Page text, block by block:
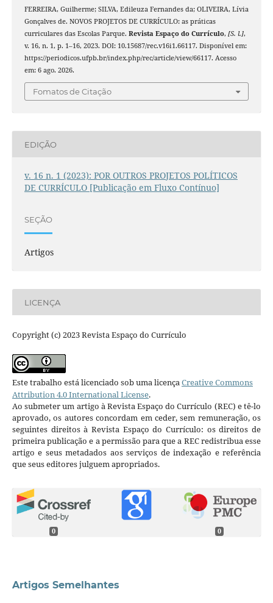
FERREIRA, Guilherme; SILVA, Edileuza Fernandes da; OLIVEIRA, Lívia
Gonçalves de. NOVOS PROJETOS DE CURRÍCULO: as práticas
curriculares das Escolas Parque. Revista Espaço do Currículo, [S. l.],
v. 16, n. 1, p. 1–16, 2023. DOI: 10.15687/rec.v16i1.66117. Disponível em:
https://periodicos.ufpb.br/index.php/rec/article/view/66117. Acesso
em: 6 ago. 2026.
Fomatos de Citação
EDIÇÃO
v. 16 n. 1 (2023): POR OUTROS PROJETOS POLÍTICOS
DE CURRÍCULO [Publicação em Fluxo Contínuo]
SEÇÃO
Artigos
LICENÇA
Copyright (c) 2023 Revista Espaço do Currículo
Este trabalho está licenciado sob uma licençaCreative Commons
Attribution 4.0 International License.
Ao submeter um artigo à Revista Espaço do Currículo (REC) e tê-lo
aprovado, os autores concordam em ceder, sem remuneração, os
seguintes direitos à Revista Espaço do Currículo: os direitos de
primeira publicação e a permissão para que a REC redistribua esse
artigo e seus metadados aos serviços de indexação e referência
que seus editores julguem apropriados.
0 0
Artigos Semelhantes